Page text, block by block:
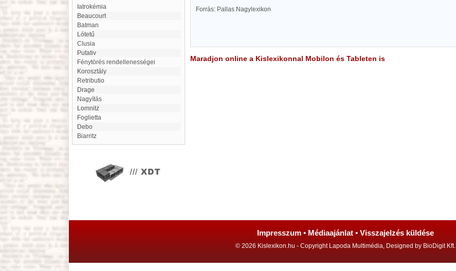
iatrokémia
Beaucourt
Batman
Lótetű
Clusia
Putativ
Fénytörés rendellenességei
Korosztály
Retributio
Drage
Nagyítás
Lomnitz
Foglietta
Debo
Biarritz
Forrás: Pallas Nagylexikon
Maradjon online a Kislexikonnal Mobilon és Tableten is
Impresszum • Médiaajánlat • Visszajelzés küldése
© 2026 Kislexikon.hu - Copyright Lapoda Multimédia, Designed by BioDigit Kft.